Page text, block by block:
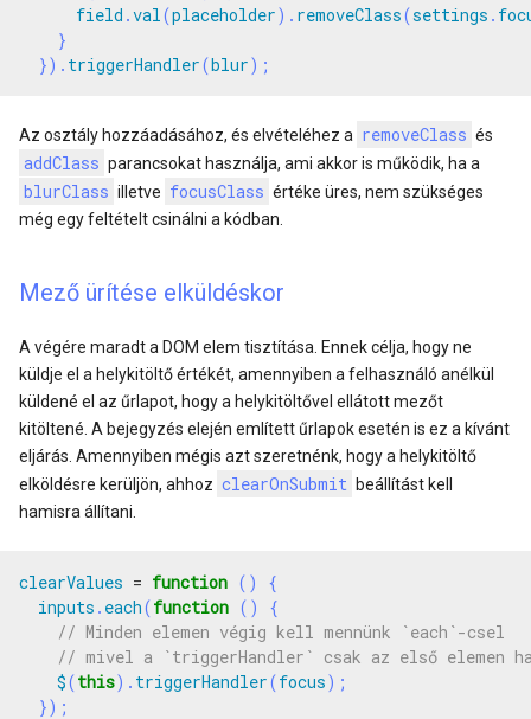
field .val(placeholder). removeClass(settings .
}
}). triggerHandler(blur);
Az osztály hozzáadásához, és elvételéhez a removeClass és
addClass parancsokat használja, ami akkor is működik, ha a
blurClass illetve focusClass értéke üres, nem szükséges
még egy feltételt csinálni a kódban.
Mező ürítése elküldéskor
A végére maradt a DOM elem tisztítása. Ennek célja, hogy ne
küldje el a helykitöltő értékét, amennyiben a felhasználó anélkül
küldené el az űrlapot, hogy a helykitöltővel ellátott mezőt
kitöltené. A bejegyzés elején említett űrlapok esetén is ez a kívánt
eljárás. Amennyiben mégis azt szeretnénk, hogy a helykitöltő
elköldésre kerüljön, ahhoz clearOnSubmit beállítást kell
hamisra állítani.
clearValues = function ()
{
inputs . each(function ()
{
$(this). triggerHandler(focus);
});